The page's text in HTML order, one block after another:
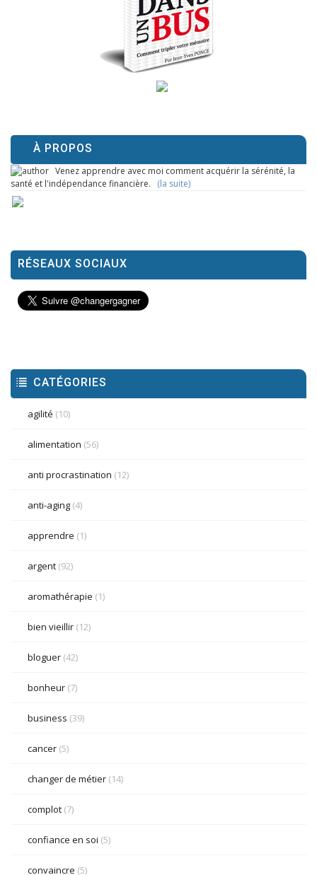
À PROPOS
Venez apprendre avec moi comment acquérir la sérénité, la
santé et l'indépendance financière. (la suite)
RÉSEAUX SOCIAUX
CATÉGORIES
agilité (10)
alimentation (56)
anti procrastination (12)
anti-aging (4)
apprendre (1)
argent (92)
aromathérapie (1)
bien vieillir (12)
bloguer (42)
bonheur (7)
business (39)
cancer (5)
changer de métier (14)
complot (7)
confiance en soi (5)
convaincre (5)